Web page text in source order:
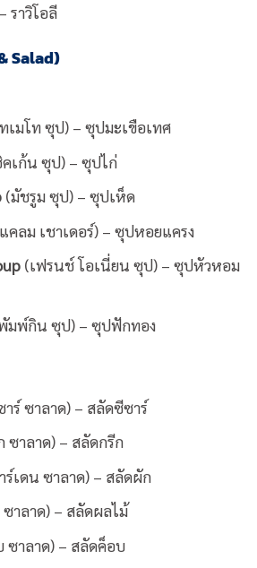
ราวิโอลี
Salad)
เมโท ซุป) – ซุปมะเขือเทศ
เก้น ซุป) – ซุปไก่
(มัชรูม ซุป) – ซุปเห็ด
คลม เชาเดอร์) – ซุปหอยแครง
(เฟรนช์ โอเนี่ยน ซุป) – ซุปหัวหอม
พ์กิน ซุป) – ซุปฟักทอง
ร์ ซาลาด) – สลัดซีซาร์
ซาลาด) – สลัดกรีก
เดน ซาลาด) – สลัดผัก
าลาด) – สลัดผลไม้
ซาลาด) – สลัดค็อบ